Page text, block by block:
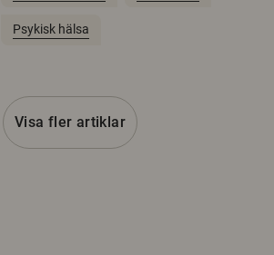
Psykisk hälsa
Visa fler artiklar